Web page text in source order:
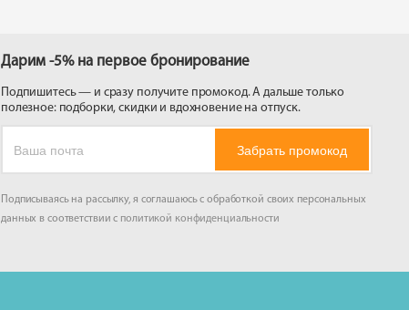
Дарим -5% на первое бронирование
Подпишитесь — и сразу получите промокод. А дальше только
полезное: подборки, скидки и вдохновение на отпуск.
Забрать промокод
Подписываясь на рассылку, я соглашаюсь с обработкой своих персональных
данных в соответствии с политикой конфиденциальности